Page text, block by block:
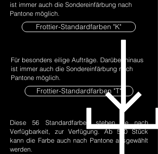
ist immer auch die Sondereinfärbung nach
Pantone möglich.
Frottier-Standardfarben "K"
Für besonders eilige Aufträge. Darüber hinaus
ist immer auch die Sondereinfärbung nach
Pantone möglich.
Frottier-Standardfarben "T"
Diese 56 Standardfarben stehen, je nach
Verfügbarkeit, zur Verfügung. Ab 500 Stück
kann die Farbe auch nach Pantone ausgewählt
werden.